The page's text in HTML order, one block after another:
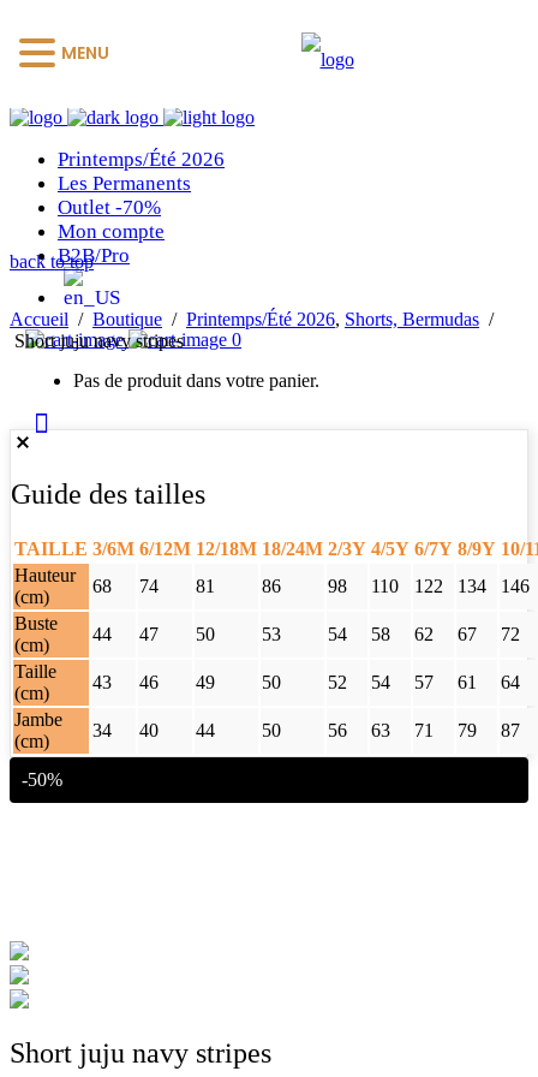
Printemps/Été 2026
Les Permanents
Outlet -70%
Mon compte
B2B/Pro
0
Pas de produit dans votre panier.
back to top
Accueil / Boutique / Printemps/Été 2026, Shorts, Bermudas /
Short juju navy stripes
Guide des tailles
TAILLE 3/6M 6/12M 12/18M 18/24M 2/3Y 4/5Y 6/7Y 8/9Y 10/
Hauteur
(cm)
68 74 81 86 98 110 122 134
146
Buste
(cm)
44 47 50 53 54 58 62 67
72
Taille
(cm)
43 46 49 50 52 54 57 61
64
Jambe
(cm)
34 40 44 50 56 63 71 79 87
-50%
Short juju navy stripes
MENU